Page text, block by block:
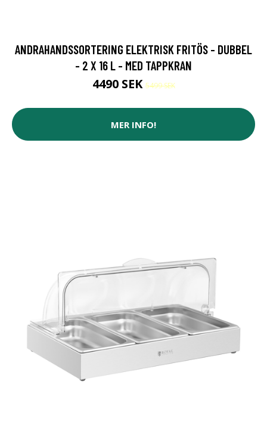
ANDRAHANDSSORTERING ELEKTRISK FRITÖS - DUBBEL
- 2 X 16 L - MED TAPPKRAN
4490 SEK5499 SEK
MER INFO!